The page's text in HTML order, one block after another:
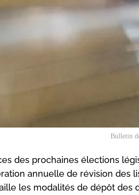
Bulletin
des prochaines élections
annuelle de révision des
les modalités de dépôt des